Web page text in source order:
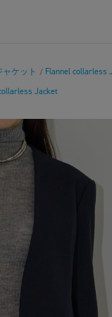
ケット / Flannel collarless
Jacket